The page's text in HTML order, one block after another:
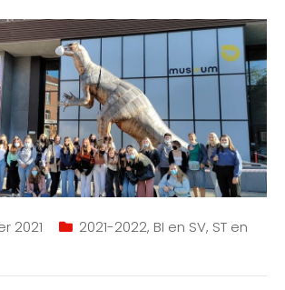
2021 2021-2022, BI en SV, ST en